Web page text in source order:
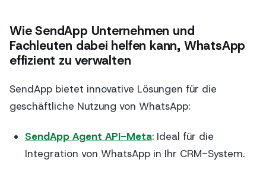
Wie SendApp Unternehmen und
Fachleuten dabei helfen kann, WhatsApp
effizient zu verwalten
SendApp bietet innovative Lösungen für die
geschäftliche Nutzung von WhatsApp:
SendApp Agent API-Meta: Ideal für die
Integration von WhatsApp in Ihr CRM-System.